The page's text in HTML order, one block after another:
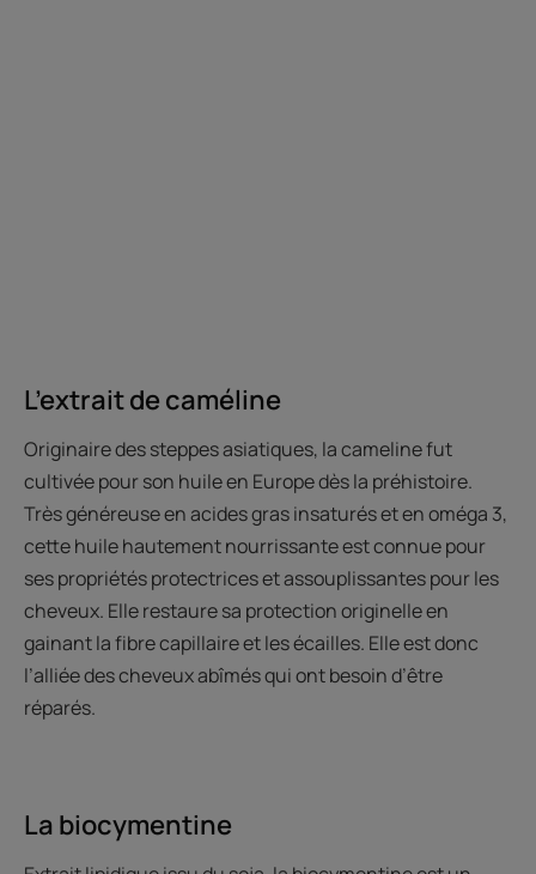
L’extrait de caméline
Originaire des steppes asiatiques, la cameline fut
cultivée pour son huile en Europe dès la préhistoire.
Très généreuse en acides gras insaturés et en oméga 3,
cette huile hautement nourrissante est connue pour
ses propriétés protectrices et assouplissantes pour les
cheveux. Elle restaure sa protection originelle en
gainant la fibre capillaire et les écailles. Elle est donc
l’alliée des cheveux abîmés qui ont besoin d’être
réparés.
La biocymentine